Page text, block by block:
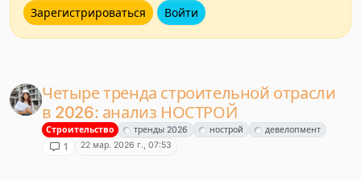
Зарегистрироваться Войти
Четыре тренда строительной отрасли
в 2026: анализ НОСТРОЙ
Строительство тренды 2026 нострой девелопмент
1 22 мар. 2026 г., 07:53